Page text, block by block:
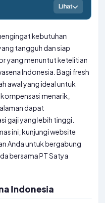
Lihat
kebutuhan
tangguh dan siap
yang menuntut ketelitian
Indonesia. Bagi fresh
awal yang ideal untuk
menarik,
dapat
gaji yang lebih tinggi.
ini; kunjungi website
Anda untuk bergabung
bersama PT Satya
Indonesia